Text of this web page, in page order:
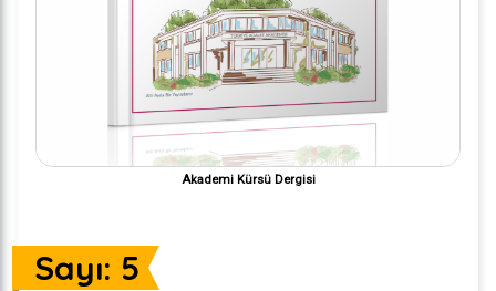
Akademi Kürsü Dergisi
Sayı: 5